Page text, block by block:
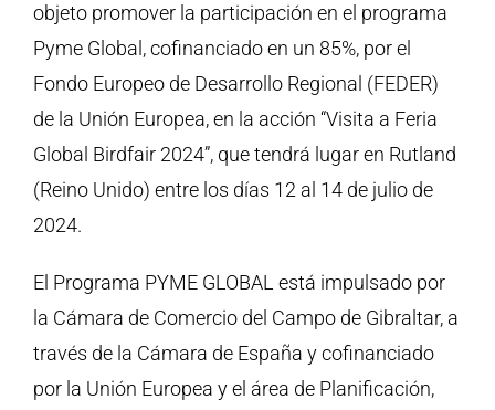
objeto promover la participación en el programa
Pyme Global, cofinanciado en un 85%, por el
Fondo Europeo de Desarrollo Regional (FEDER)
de la Unión Europea, en la acción “Visita a Feria
Global Birdfair 2024”, que tendrá lugar en Rutland
(Reino Unido) entre los días 12 al 14 de julio de
2024.
El Programa PYME GLOBAL está impulsado por
la Cámara de Comercio del Campo de Gibraltar, a
través de la Cámara de España y cofinanciado
por la Unión Europea y el área de Planificación,